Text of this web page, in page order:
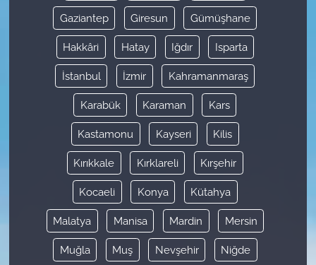
Gaziantep Giresun Gümüşhane
Hakkâri Hatay Iğdır Isparta
İstanbul İzmir Kahramanmaraş
Karabük Karaman Kars
Kastamonu Kayseri Kilis
Kırıkkale Kırklareli Kırşehir
Kocaeli Konya Kütahya
Malatya Manisa Mardin Mersin
Muğla Muş Nevşehir Niğde